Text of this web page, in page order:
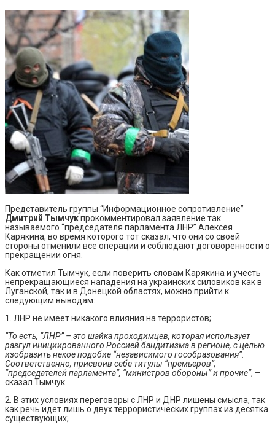
Представитель группы “Информационное сопротивление”
Дмитрий Тымчукпрокомментировал заявление так
называемого “председателя парламента ЛНР” Алексея
Карякина, во время которого тот сказал, что они со своей
стороны отменили все операции и соблюдают договоренности о
прекращении огня.
Как отметил Тымчук, если поверить словам Карякина и учесть
непрекращающиеся нападения на украинских силовиков как в
Луганской, так и в Донецкой областях, можно прийти к
следующим выводам:
1. ЛНР не имеет никакого влияния на террористов;
“То есть, “ЛНР” – это шайка проходимцев, которая использует
разгул инициированного Россией бандитизма в регионе, с целью
изобразить некое подобие “независимого гособразования”.
Соответственно, присвоив себе титулы “премьеров”,
“председателей парламента”, “министров обороны” и прочие”, –
сказал Тымчук.
2. В этих условиях переговоры с ЛНР и ДНР лишены смысла, так
как речь идет лишь о двух террористических группах из десятка
существующих;